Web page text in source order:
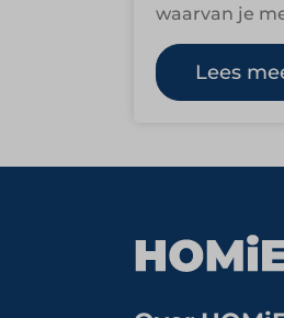
waarvan je
gedeeld
groot of luid…
Lees